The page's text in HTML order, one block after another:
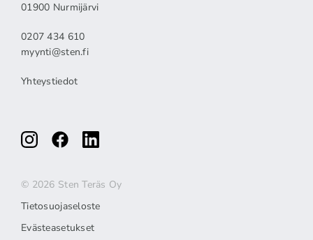
01900 Nurmijärvi
0207 434 610
myynti@sten.fi
Yhteystiedot
© 2026 Sten Teräs Oy
Tietosuojaseloste
Evästeasetukset